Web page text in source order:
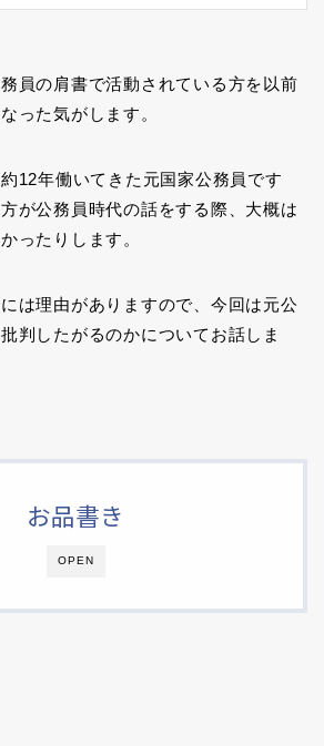
員の肩書で活動されている方を以前
った気がします。
12年働いてきた元国家公務員です
が公務員時代の話をする際、大概は
ったりします。
は理由がありますので、今回は元公
判したがるのかについてお話しま
OPEN
お品書き